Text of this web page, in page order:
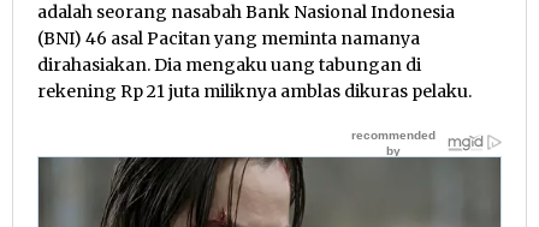
adalah seorang nasabah Bank Nasional Indonesia
(BNI) 46 asal Pacitan yang meminta namanya
dirahasiakan. Dia mengaku uang tabungan di
rekening Rp 21 juta miliknya amblas dikuras pelaku.